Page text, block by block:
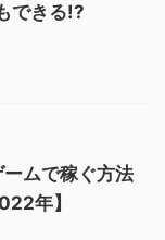
できる!?
ームで稼ぐ方法
年】